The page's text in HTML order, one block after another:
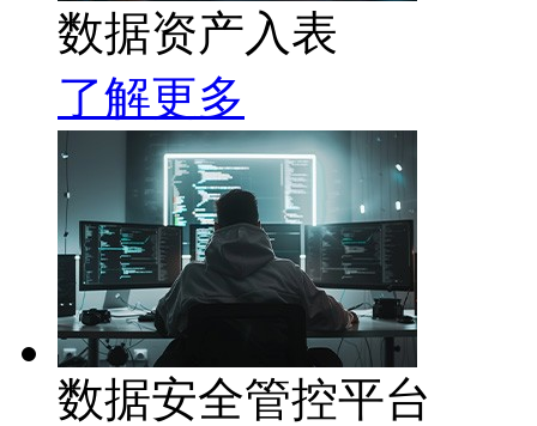
数据资产入表
了解更多
数据安全管控平台